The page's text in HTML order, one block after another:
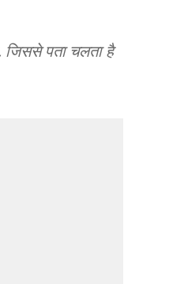
जिससे पता चलता है